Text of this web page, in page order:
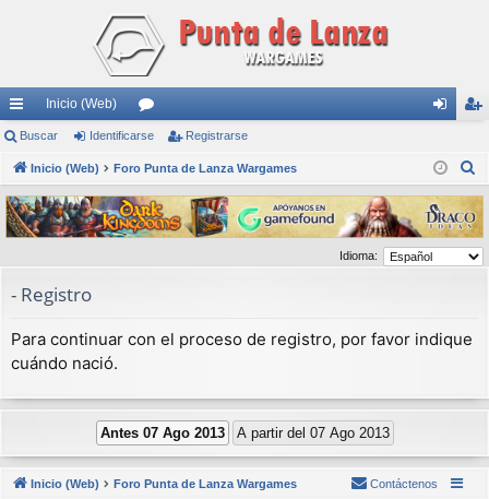
nl
ac
es
rá
pi
do
s
Inicio (Web)
or
os nti
fic
ar
se
ist
ra
rs
e
Buscar Identificarse Registrarse
Inicio (Web) Foro Punta de Lanza Wargames
s
c
a
Idioma:
- Registro
Para continuar con el proceso de registro, por favor indique
cuándo nació.
Inicio (Web) Foro Punta de Lanza Wargames Contáctenos